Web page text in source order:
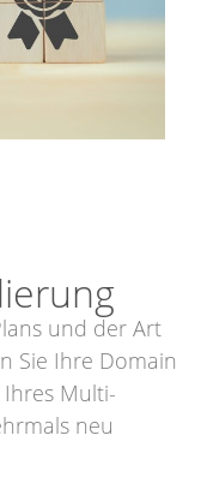
und der Art
Sie Ihre Domain
Multi-
neu